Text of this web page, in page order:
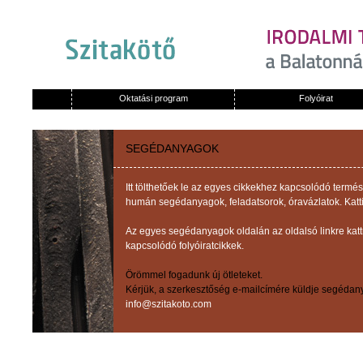
Oktatási program Folyóirat
SEGÉDANYAGOK
Itt tölthetőek le az egyes cikkekhez kapcsolódó
humán segédanyagok, feladatsorok, óravázlatok.
Az egyes segédanyagok oldalán az oldalsó linkre
kapcsolódó folyóiratcikkek.
Örömmel fogadunk új ötleteket.
Kérjük, a szerkesztőség e-mailcímére küldje
info@szitakoto.com